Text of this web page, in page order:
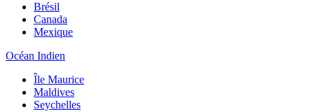
Brésil
Canada
Mexique
Océan Indien
Île Maurice
Maldives
Seychelles